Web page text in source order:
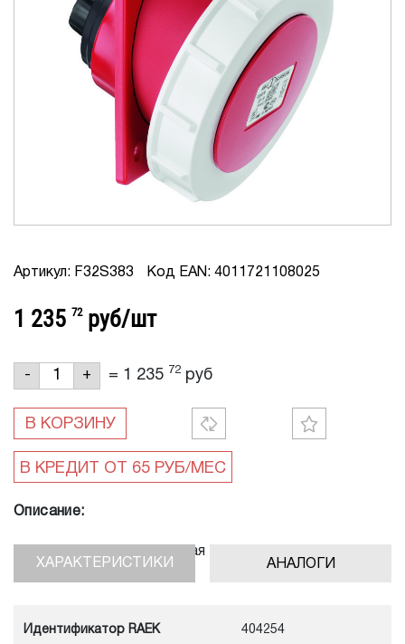
Артикул: F32S383 Код EAN: 4011721108025
1 235 72 руб/шт
- + = 1 235 72 руб
В КОРЗИНУ
Описание:
Розетка фланцевая угловая 15° 3P 32A 400V, IP67
АНАЛОГИ
ХАРАКТЕРИСТИКИ
Идентификатор RAEK 404254